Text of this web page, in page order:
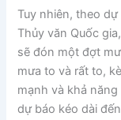
Tuy nhiên, theo
Thủy văn Quốc
sẽ đón một đợt
mưa to và rất to,
mạnh và khả
dự báo kéo dài